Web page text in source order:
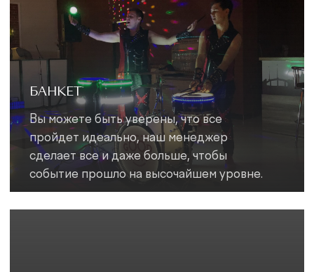
НОВЫЙ ГОД
ДЕТСКИЕ ПРАЗДНИКИ
Провести детский праздник с учетом
всех пожеланий и возрастных
особенностей сможет опытная команда
банкетного холла "Прага"